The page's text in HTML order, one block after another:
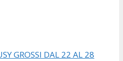
GROSSI DAL 22 AL 28